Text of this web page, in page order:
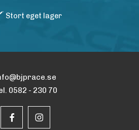
Stort eget lager
0582 - 230 70